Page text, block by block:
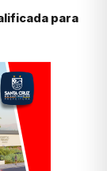
para